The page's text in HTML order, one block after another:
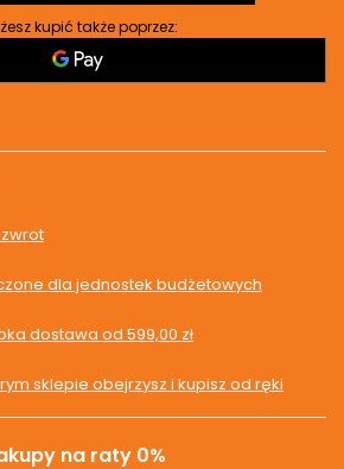
kupić także poprzez:
dla jednostek budżetowych
dostawa od 599,00 zł
sklepie obejrzysz i kupisz od ręki
na raty 0%